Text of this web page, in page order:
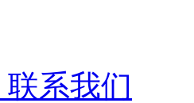
联系我们